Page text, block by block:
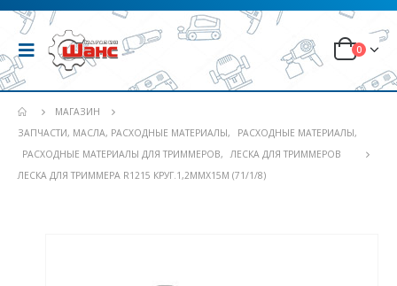
0
МАГАЗИН
ЗАПЧАСТИ, МАСЛА, РАСХОДНЫЕ МАТЕРИАЛЫ, РАСХОДНЫЕ МАТЕРИАЛЫ,
РАСХОДНЫЕ МАТЕРИАЛЫ ДЛЯ ТРИММЕРОВ,
ЛЕСКА ДЛЯ ТРИММЕРОВ
ЛЕСКА ДЛЯ ТРИММЕРА R1215 КРУГ.1,2ММХ15М (71/1/8)